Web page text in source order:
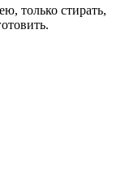
только стирать,